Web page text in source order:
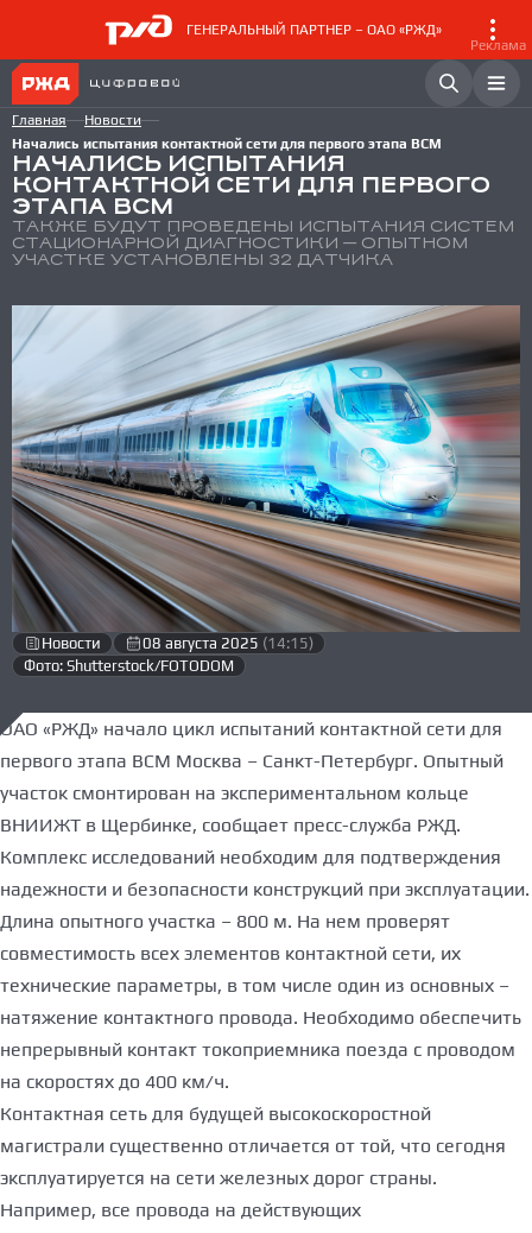
ГЕНЕРАЛЬНЫЙ ПАРТНЕР – ОАО «РЖД»
Реклама
Главная
Новости
Начались испытания контактной сети для первого этапа ВСМ
НАЧАЛИСЬ ИСПЫТАНИЯ
КОНТАКТНОЙ СЕТИ ДЛЯ ПЕРВОГО
ЭТАПА ВСМ
ТАКЖЕ БУДУТ ПРОВЕДЕНЫ ИСПЫТАНИЯ СИСТЕМ
СТАЦИОНАРНОЙ ДИАГНОСТИКИ — ОПЫТНОМ
УЧАСТКЕ УСТАНОВЛЕНЫ 32 ДАТЧИКА
Новости 08 августа 2025 (14:15)
Фото: Shutterstock/FOTODOM
ОАО «РЖД» начало цикл испытаний контактной сети для
первого этапа ВСМ Москва – Санкт-Петербург. Опытный
участок смонтирован на экспериментальном кольце
ВНИИЖТ в Щербинке, сообщает пресс-служба РЖД.
Комплекс исследований необходим для подтверждения
надежности и безопасности конструкций при эксплуатации.
Длина опытного участка – 800 м. На нем проверят
совместимость всех элементов контактной сети, их
технические параметры, в том числе один из основных –
натяжение контактного провода. Необходимо обеспечить
непрерывный контакт токоприемника поезда с проводом
на скоростях до 400 км/ч.
Контактная сеть для будущей высокоскоростной
магистрали существенно отличается от той, что сегодня
эксплуатируется на сети железных дорог страны.
Например, все провода на действующих